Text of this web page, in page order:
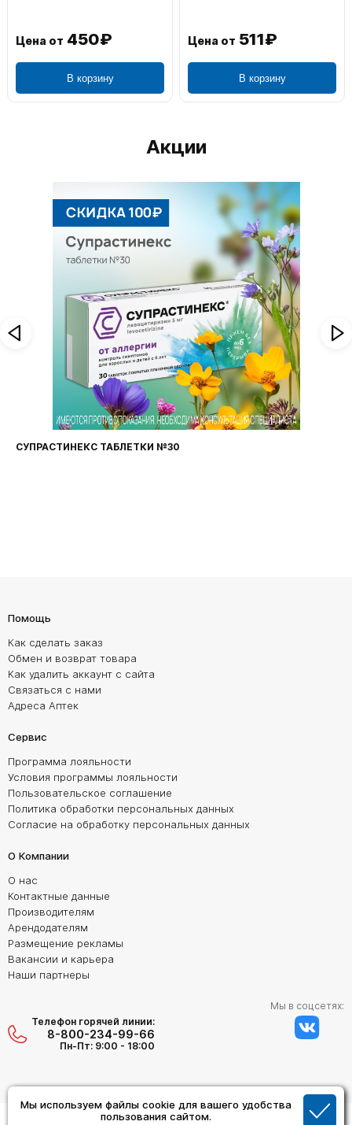
Мы используем файлы cookie для вашего удобства
пользования сайтом.
Цена от 450₽
В корзину
Цена от 511₽
В корзину
Акции
СУПРАСТИНЕКС ТАБЛЕТКИ №30
Помощь
Как сделать заказ
Обмен и возврат товара
Как удалить аккаунт с сайта
Связаться с нами
Адреса Аптек
Сервис
Программа лояльности
Условия программы лояльности
Пользовательское соглашение
Политика обработки персональных данных
Согласие на обработку персональных данных
О Компании
О нас
Контактные данные
Производителям
Арендодателям
Размещение рекламы
Вакансии и карьера
Наши партнеры
Телефон горячей линии:
8-800-234-99-66
Пн-Пт: 9:00 - 18:00
Мы в соцсетях: